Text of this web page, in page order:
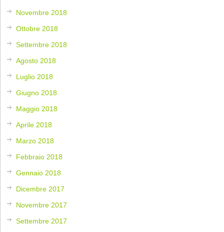
Novembre 2018
Ottobre 2018
Settembre 2018
Agosto 2018
Luglio 2018
Giugno 2018
Maggio 2018
Aprile 2018
Marzo 2018
Febbraio 2018
Gennaio 2018
Dicembre 2017
Novembre 2017
Settembre 2017